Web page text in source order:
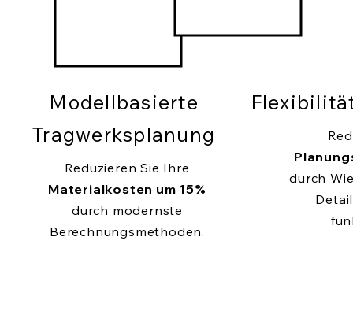
Modellbasierte
Tragwerksplanung
Reduzieren Sie Ihre
Materialkosten um 15%
durch modernste
Berechnungsmethoden.
durch